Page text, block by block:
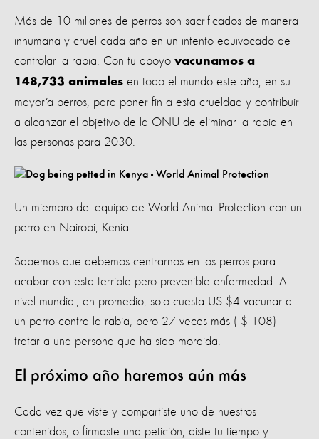
Más de 10 millones de perros son sacrificados de manera
inhumana y cruel cada año en un intento equivocado de
controlar la rabia. Con tu apoyo vacunamos a
148,733 animales en todo el mundo este año, en su
mayoría perros, para poner fin a esta crueldad y contribuir
a alcanzar el objetivo de la ONU de eliminar la rabia en
las personas para 2030.
Un miembro del equipo de World Animal Protection con un
perro en Nairobi, Kenia.
Sabemos que debemos centrarnos en los perros para
acabar con esta terrible pero prevenible enfermedad. A
nivel mundial, en promedio, solo cuesta US $4 vacunar a
un perro contra la rabia, pero 27 veces más ( $ 108)
tratar a una persona que ha sido mordida.
El próximo año haremos aún más
Cada vez que viste y compartiste uno de nuestros
contenidos, o firmaste una petición, diste tu tiempo y